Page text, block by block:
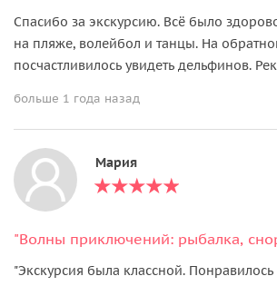
Спасибо за экскурсию. Всё было
на пляже, волейбол и танцы. На
посчастливилось увидеть дельфинов.
больше 1 года назад
Мария
"Экскурсия была классной.